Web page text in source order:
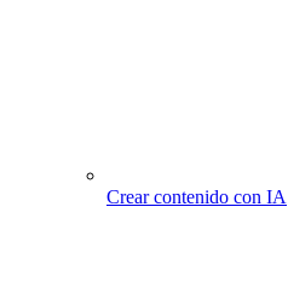
Crear contenido con IA